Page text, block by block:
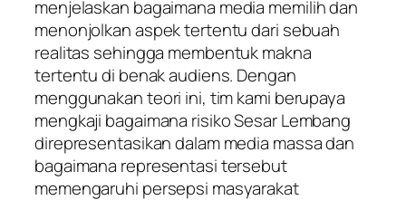
menjelaskan bagaimana media memilih dan
menonjolkan aspek tertentu dari sebuah
realitas sehingga membentuk makna
tertentu di benak audiens. Dengan
menggunakan teori ini, tim kami berupaya
mengkaji bagaimana risiko Sesar Lembang
direpresentasikan dalam media massa dan
bagaimana representasi tersebut
memengaruhi persepsi masyarakat